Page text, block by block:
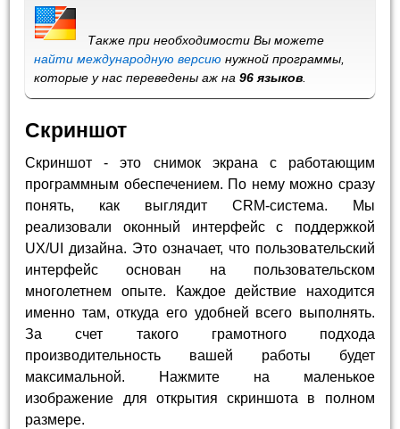
Также при необходимости Вы можете
найти международную версию нужной программы,
которые у нас переведены аж на96 языков
Скриншот
Скриншот - это снимок экрана с работающим
программным обеспечением. По нему можно сразу
понять, как выглядит CRM-система. Мы
реализовали оконный интерфейс с поддержкой
UX/UI дизайна. Это означает, что пользовательский
интерфейс основан на пользовательском
многолетнем опыте. Каждое действие находится
именно там, откуда его удобней всего выполнять.
За счет такого грамотного подхода
производительность вашей работы будет
максимальной. Нажмите на маленькое
изображение для открытия скриншота в полном
размере.